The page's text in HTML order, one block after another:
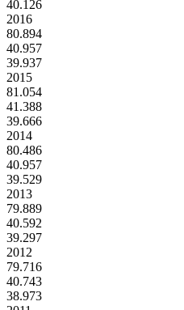
40.126
2016
80.894
40.957
39.937
2015
81.054
41.388
39.666
2014
80.486
40.957
39.529
2013
79.889
40.592
39.297
2012
79.716
40.743
38.973